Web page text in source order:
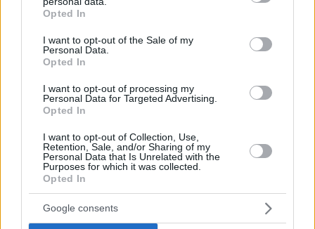
grant or deny consent to Google and its third-party tags to
use your data for below specified purposes in below Google
consent section.
Opted In
I want to opt-out of the Sale of my
Personal Data.
Opted In
I want to opt-out of processing my
Personal Data for Targeted Advertising.
Opted In
I want to opt-out of Collection, Use,
Retention, Sale, and/or Sharing of my
Personal Data that Is Unrelated with the
Purposes for which it was collected.
Opted In
Google consents